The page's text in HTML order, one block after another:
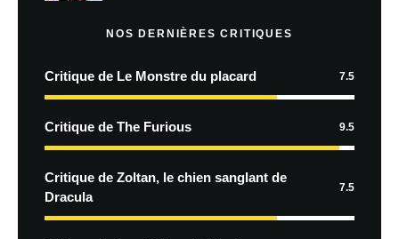
NOS DERNIÈRES CRITIQUES
Critique de Le Monstre du placard 7.5
Critique de The Furious 9.5
Critique de Zoltan, le chien sanglant de
Dracula
7.5